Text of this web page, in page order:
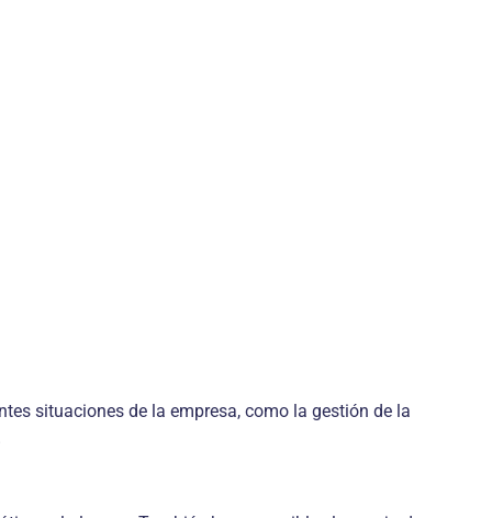
situaciones de la empresa, como la gestión de la